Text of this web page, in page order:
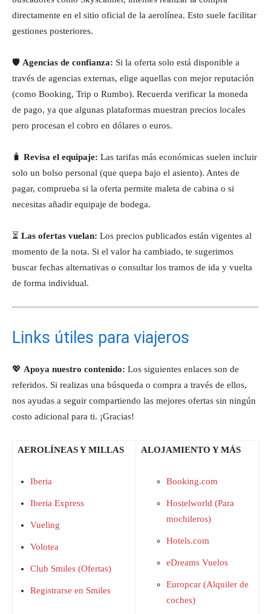
directamente en el sitio oficial de la aerolínea. Esto suele facilitar
gestiones posteriores.
🛡️ Agencias de confianza: Si la oferta solo está disponible a
través de agencias externas, elige aquellas con mejor reputación
(como Booking, Trip o Rumbo). Recuerda verificar la moneda
de pago, ya que algunas plataformas muestran precios locales
pero procesan el cobro en dólares o euros.
🧳 Revisa el equipaje: Las tarifas más económicas suelen incluir
solo un bolso personal (que quepa bajo el asiento). Antes de
pagar, comprueba si la oferta permite maleta de cabina o si
necesitas añadir equipaje de bodega.
⏳ Las ofertas vuelan: Los precios publicados están vigentes al
momento de la nota. Si el valor ha cambiado, te sugerimos
buscar fechas alternativas o consultar los tramos de ida y vuelta
de forma individual.
Links útiles para viajeros
💖 Apoya nuestro contenido: Los siguientes enlaces son de
referidos. Si realizas una búsqueda o compra a través de ellos,
nos ayudas a seguir compartiendo las mejores ofertas sin ningún
costo adicional para ti. ¡Gracias!
AEROLÍNEAS Y MILLAS
Iberia
Iberia Express
Vueling
Volotea
Club Smiles (Ofertas)
Registrarse en Smiles
ALOJAMIENTO Y MÁS
Booking.com
Hostelworld (Para
mochileros)
Hotels.com
eDreams Vuelos
Europcar (Alquiler de
coches)